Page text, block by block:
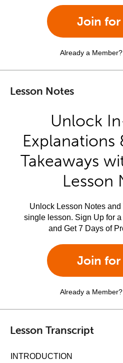
Join for
Already a Member?
Lesson Notes
Unlock
Explanations
Takeaways
Lesson
Unlock Lesson Notes
single lesson. Sign Up for
and Get 7 Days of
Join for
Already a Member?
Lesson Transcript
INTRODUCTION